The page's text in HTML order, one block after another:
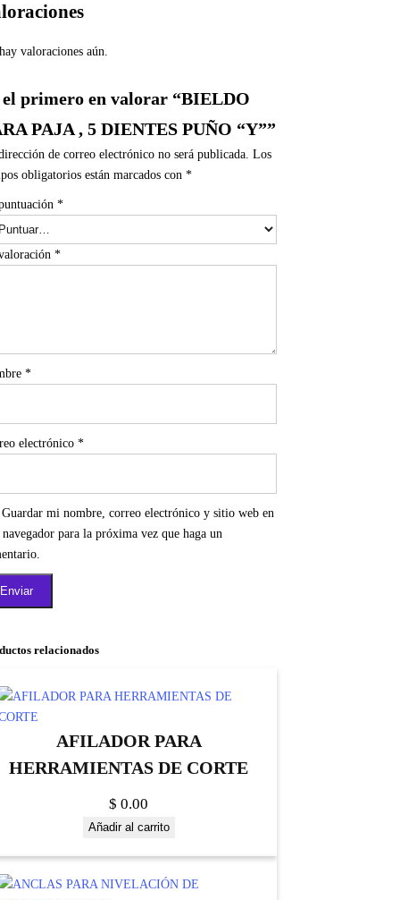
valoraciones aún.
el primero en valorar “BIELDO
PAJA , 5 DIENTES PUÑO “Y””
de correo electrónico no será publicada. Los
obligatorios están marcados con *
*
*
*
electrónico *
Guardar mi nombre, correo electrónico y sitio web en
navegador para la próxima vez que haga un
relacionados
AFILADOR PARA
HERRAMIENTAS DE CORTE
$ 0.00
Añadir al carrito